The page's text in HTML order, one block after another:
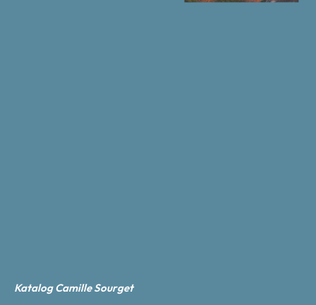
Katalog Camille Sourget